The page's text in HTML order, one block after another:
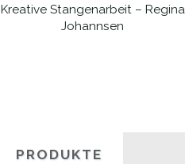
WEITERLESEN
Kreative Stangenarbeit – Regina
Johannsen
PRODUKTE